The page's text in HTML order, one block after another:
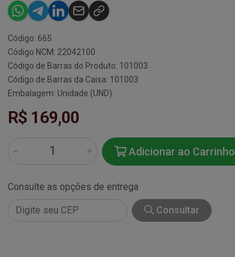
Código: 665
Código NCM: 22042100
Código de Barras do Produto: 101003
Código de Barras da Caixa: 101003
Embalagem: Unidade (UND)
R$ 169,00
Adicionar ao Carrinho
Consulte as opções de entrega
Consultar